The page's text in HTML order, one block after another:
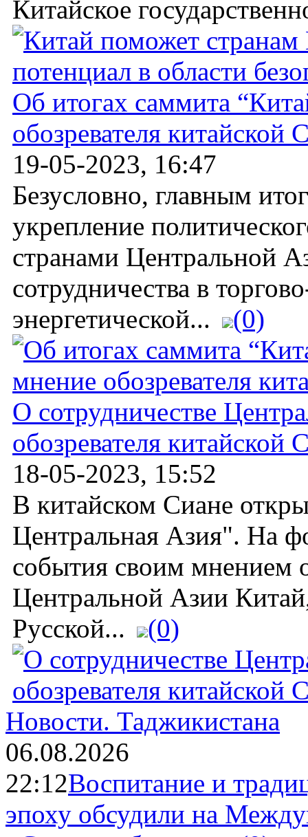
Китайское
Об итогах саммита
обозревателя китайской
19-05-2023, 16:47
Безусловно, главным
укрепление
странами Центральной
сотрудничества в
энергетической...
(0)
О сотрудничестве
обозревателя китайской
18-05-2023, 15:52
В китайском Сиане
Центральная Азия". На
события своим мнением
Центральной Азии
Русской...
(0)
Новости. Таджикистана
06.08.2026
22:12Воспитание и
эпоху обсудили на